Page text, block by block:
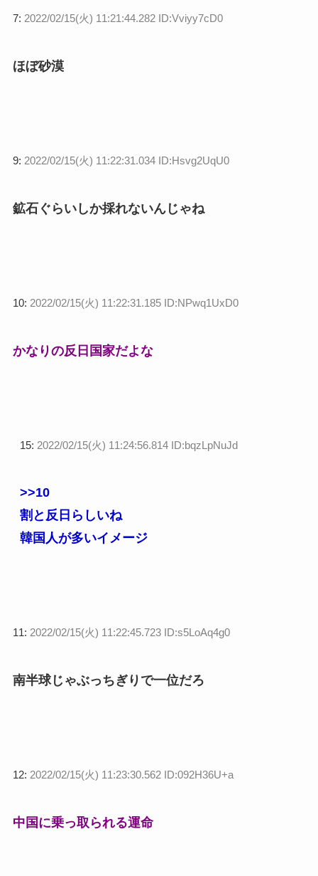
7: 2022/02/15(火) 11:21:44.282 ID:Vviyy7cD0
ほぼ砂漠
9: 2022/02/15(火) 11:22:31.034 ID:Hsvg2UqU0
鉱石ぐらいしか採れないんじゃね
10: 2022/02/15(火) 11:22:31.185 ID:NPwq1UxD0
かなりの反日国家だよな
15: 2022/02/15(火) 11:24:56.814 ID:bqzLpNuJd
>>10
割と反日らしいね
韓国人が多いイメージ
11: 2022/02/15(火) 11:22:45.723 ID:s5LoAq4g0
南半球じゃぶっちぎりで一位だろ
12: 2022/02/15(火) 11:23:30.562 ID:092H36U+a
中国に乗っ取られる運命